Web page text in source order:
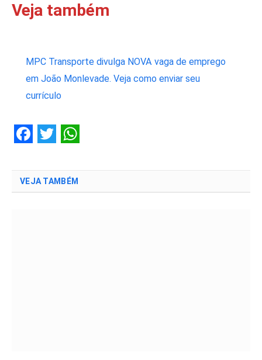
Veja também
MPC Transporte divulga NOVA vaga de emprego
em João Monlevade. Veja como enviar seu
currículo
VEJA TAMBÉM